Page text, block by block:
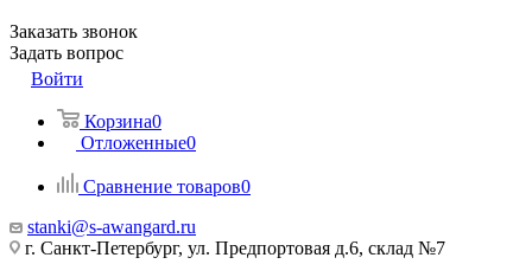
Заказать звонок
Задать вопрос
Войти
Корзина0
Отложенные0
Сравнение товаров0
stanki@s-awangard.ru
г. Санкт-Петербург, ул. Предпортовая д.6, склад №7